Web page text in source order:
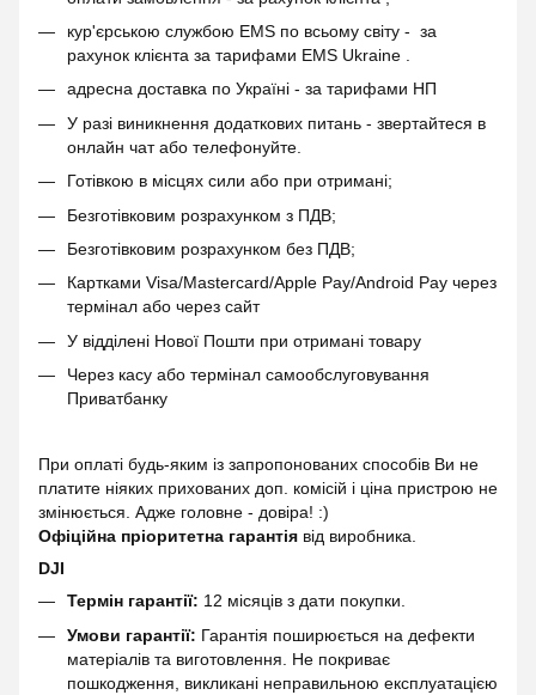
кур'єрською службою EMS по всьому світу - за
рахунок клієнта за тарифами EMS Ukraine .
адресна доставка по Україні - за тарифами НП
У разі виникнення додаткових питань - звертайтеся в
онлайн чат або телефонуйте.
Готівкою в місцях сили або при отримані;
Безготівковим розрахунком з ПДВ;
Безготівковим розрахунком без ПДВ;
Картками Visa/Mastercard/Apple Pay/Android Pay через
термінал або через сайт
У відділені Нової Пошти при отримані товару
Через касу або термінал самообслуговування
Приватбанку
При оплаті будь-яким із запропонованих способів Ви не
платите ніяких прихованих доп. комісій і ціна пристрою не
змінюється. Адже головне - довіра! :)
Офіційна пріоритетна гарантія від виробника.
DJI
Термін гарантії: 12 місяців з дати покупки.
Умови гарантії: Гарантія поширюється на дефекти
матеріалів та виготовлення. Не покриває
пошкодження, викликані неправильною експлуатацією